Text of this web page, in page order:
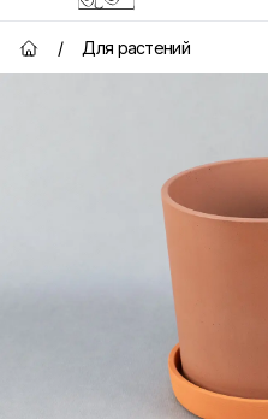
Главная страница
/ Для растений